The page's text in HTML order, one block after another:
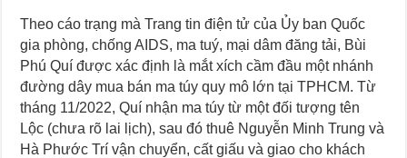
Theo cáo trạng mà Trang tin điện tử của Ủy ban Quốc
gia phòng, chống AIDS, ma tuý, mại dâm đăng tải, Bùi
Phú Quí được xác định là mắt xích cầm đầu một nhánh
đường dây mua bán ma túy quy mô lớn tại TPHCM. Từ
tháng 11/2022, Quí nhận ma túy từ một đối tượng tên
Lộc (chưa rõ lai lịch), sau đó thuê Nguyễn Minh Trung và
Hà Phước Trí vận chuyển, cất giấu và giao cho khách